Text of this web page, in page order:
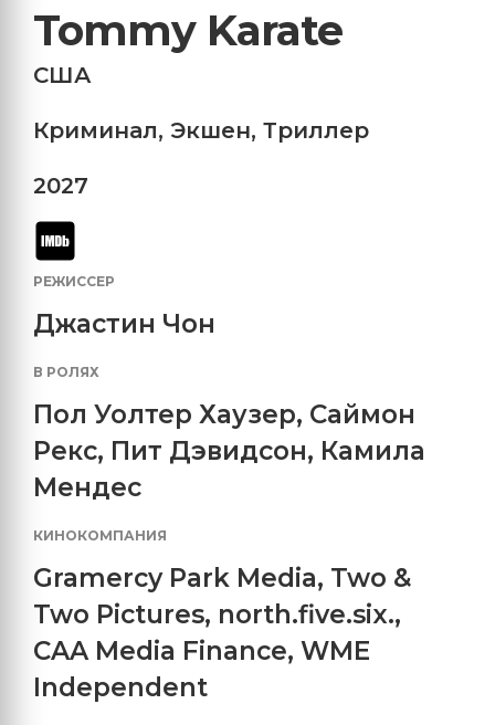
Tommy Karate
США
Криминал, Экшен, Триллер
2027
РЕЖИССЕР
Джастин Чон
В РОЛЯХ
Пол Уолтер Хаузер, Саймон
Рекс, Пит Дэвидсон, Камила
Мендес
КИНОКОМПАНИЯ
Gramercy Park Media, Two &
Two Pictures, north.five.six.,
CAA Media Finance, WME
Independent